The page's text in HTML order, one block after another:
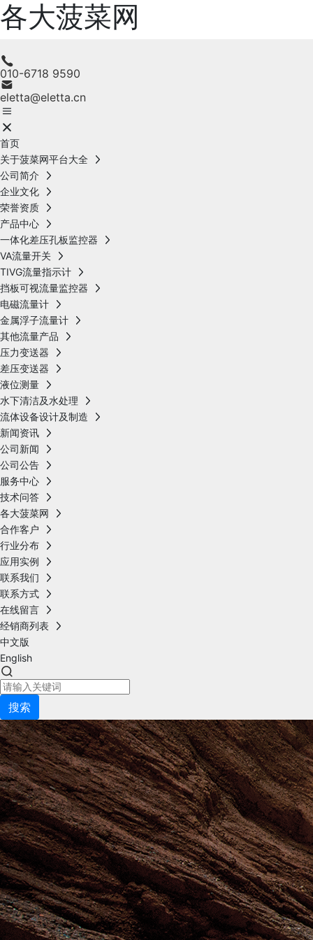
各大菠菜网
010-6718 9590
eletta@eletta.cn
首页
关于菠菜网平台大全
公司简介
企业文化
荣誉资质
产品中心
一体化差压孔板监控器
VA流量开关
TIVG流量指示计
挡板可视流量监控器
电磁流量计
金属浮子流量计
其他流量产品
压力变送器
差压变送器
液位测量
水下清洁及水处理
流体设备设计及制造
新闻资讯
公司新闻
公司公告
服务中心
技术问答
各大菠菜网
合作客户
行业分布
应用实例
联系我们
联系方式
在线留言
经销商列表
中文版
English
搜索